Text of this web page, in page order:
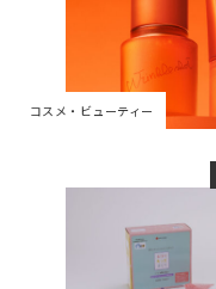
コスメ・ビューティー